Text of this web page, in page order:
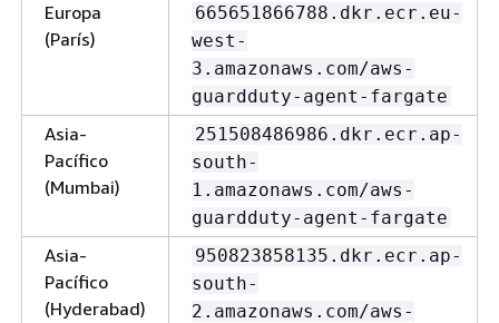
Europa
(París)
665651866788.dkr.ecr.eu-
west-
3.amazonaws.com/aws-
guardduty-agent-fargate
Asia-
Pacífico
(Mumbai)
251508486986.dkr.ecr.ap-
south-
1.amazonaws.com/aws-
guardduty-agent-fargate
Asia-
Pacífico
(Hyderabad)
950823858135.dkr.ecr.ap-
south-
2.amazonaws.com/aws-